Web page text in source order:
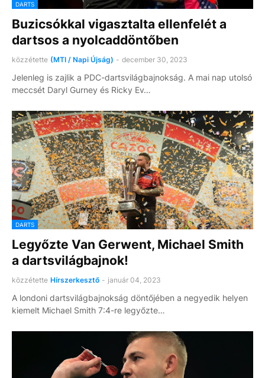
DARTS
Buzicsókkal vigasztalta ellenfelét a
dartsos a nyolcaddöntőben
közzétette (MTI / Napi Újság) - december 30, 2023
Jelenleg is zajlik a PDC-dartsvilágbajnokság. A mai nap utolsó
meccsét Daryl Gurney és Ricky Ev…
DARTS
Legyőzte Van Gerwent, Michael Smith
a dartsvilágbajnok!
közzétette Hírszerkesztő - január 04, 2023
A londoni dartsvilágbajnokság döntőjében a negyedik helyen
kiemelt Michael Smith 7:4-re legyőzte…